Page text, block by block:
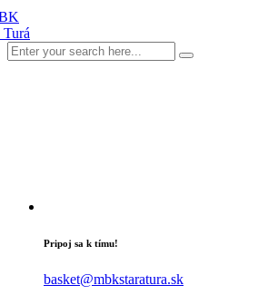
Pripoj sa k tímu!
basket@mbkstaratura.sk